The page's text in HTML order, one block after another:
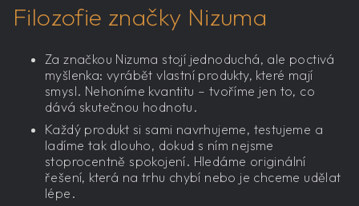
Filozofie značky Nizuma
Za značkou Nizuma stojí jednoduchá, ale poctivá
myšlenka: vyrábět vlastní produkty, které mají
smysl. Nehoníme kvantitu – tvoříme jen to, co
dává skutečnou hodnotu.
Každý produkt si sami navrhujeme, testujeme a
ladíme tak dlouho, dokud s ním nejsme
stoprocentně spokojení. Hledáme originální
řešení, která na trhu chybí nebo je chceme udělat
lépe.